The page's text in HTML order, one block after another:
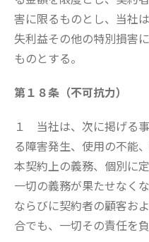
害に限るものとし、当社
失利益その他の特別損害
ものとする。
第１８条（不可抗力）
１ 当社は、次に掲げる
る障害発生、使用の不能
本契約上の義務、個別に
一切の義務が果たせなく
ならびに契約者の顧客お
合でも、一切その責任を